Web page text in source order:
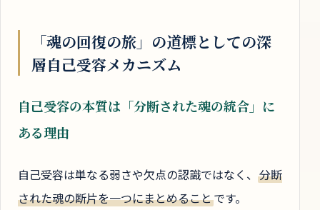
「魂の回復の旅」の道標としての深
層自己受容メカニズム
自己受容の本質は「分断された魂の統合」に
ある理由
自己受容は単なる弱さや欠点の認識ではなく、 分断
された魂の断片を一つにまとめることです。